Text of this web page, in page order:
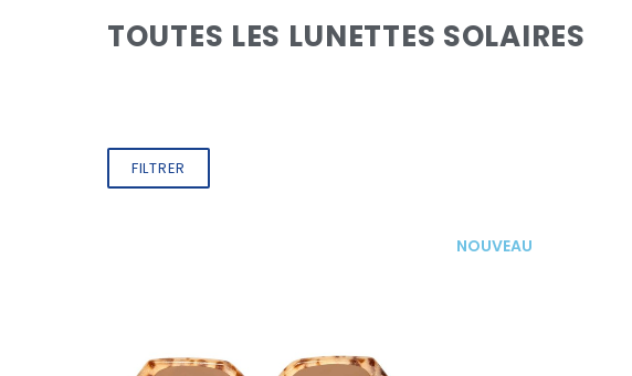
TOUTES LES LUNETTES SOLAIRES
FILTRER
NOUVEAU